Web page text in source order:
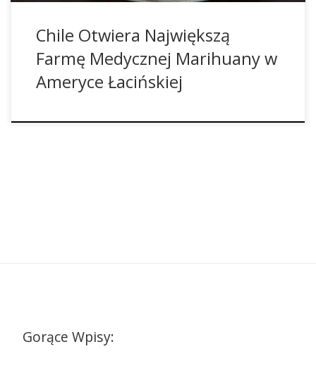
Chile Otwiera Największą
Farmę Medycznej Marihuany w
Ameryce Łacińskiej
Gorące Wpisy: